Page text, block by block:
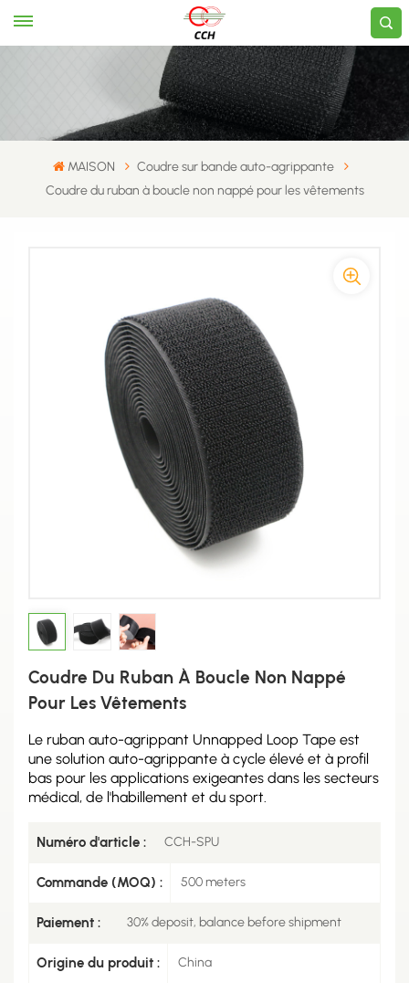
MAISON
Coudre sur bande auto-agrippante
Coudre du ruban à boucle non nappé pour les vêtements
Coudre Du Ruban À Boucle Non Nappé
Pour Les Vêtements
Le ruban auto-agrippant Unnapped Loop Tape est
une solution auto-agrippante à cycle élevé et à profil
bas pour les applications exigeantes dans les secteurs
médical, de l'habillement et du sport.
Numéro d'article : CCH-SPU
Commande (MOQ) : 500 meters
Paiement : 30% deposit, balance before shipment
Origine du produit : China